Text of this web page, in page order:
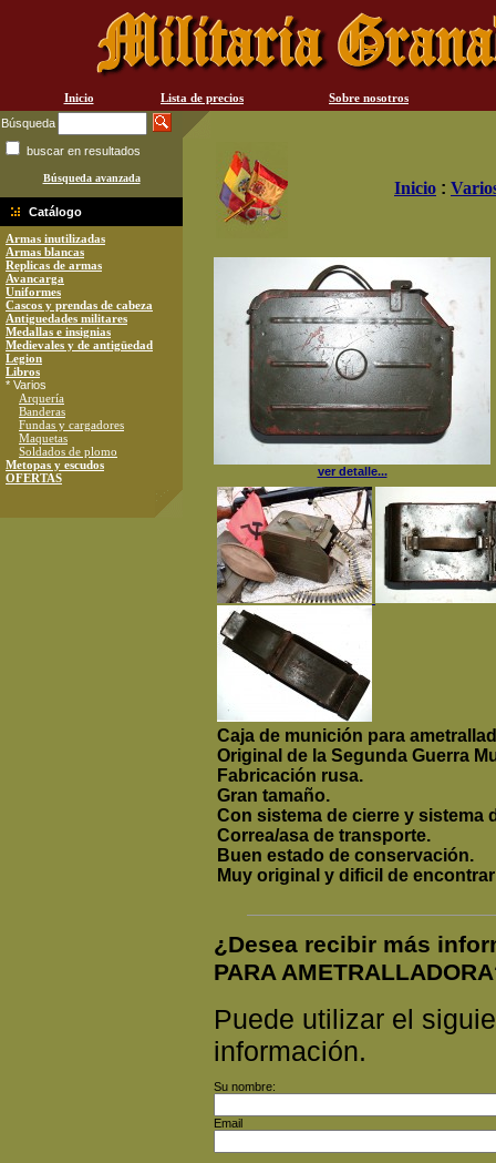
Inicio Lista de precios
Sobre nosotros
Búsqueda
buscar en resultados
Búsqueda avanzada
Catálogo
Armas inutilizadas
Armas blancas
Replicas de armas
Avancarga
Uniformes
Cascos y prendas de cabeza
Antiguedades militares
Medallas e insignias
Medievales y de antigüedad
Legion
Libros
* Varios
Arquería
Banderas
Fundas y cargadores
Maquetas
Soldados de plomo
Metopas y escudos
OFERTAS
Inicio :
ver detalle...
Caja de munición para
Original de la Segunda Guerra
Fabricación rusa.
Gran tamaño.
Con sistema de cierre y sistema
Correa/asa de transporte.
Buen estado de conservación.
Muy original y dificil de encontrar
¿Desea recibir más
PARA
Puede utilizar el
información.
Su nombre:
Email